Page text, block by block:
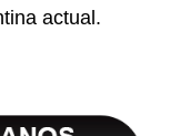
actual.